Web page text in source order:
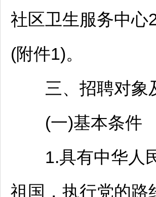
社区卫生服务中心
(附件1)。
三、 招聘对象
(一)基本条件
1.具有中华人民
祖国，执行党的路